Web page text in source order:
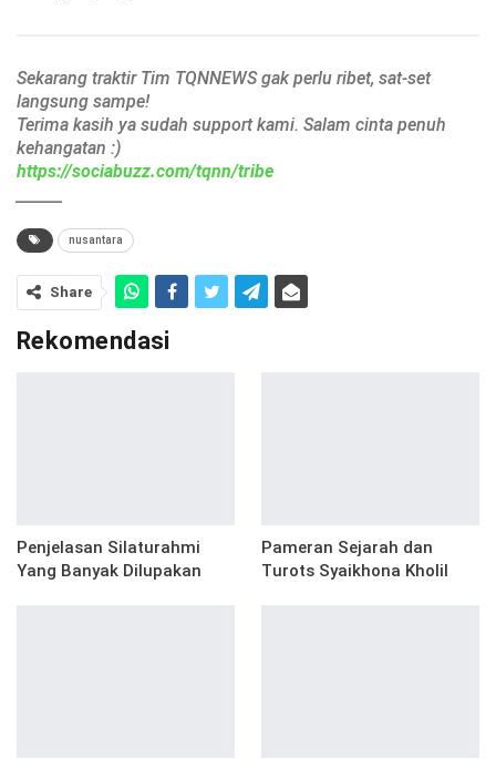
Sekarang traktir Tim TQNNEWS gak perlu ribet, sat-set
langsung sampe!
Terima kasih ya sudah support kami. Salam cinta penuh
kehangatan :)
https://sociabuzz.com/tqnn/tribe
nusantara
Share
Rekomendasi
Penjelasan Silaturahmi
Yang Banyak Dilupakan
Pameran Sejarah dan
Turots Syaikhona Kholil